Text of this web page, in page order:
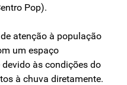
Pop).
atenção à população
um espaço
às condições do
à chuva diretamente.